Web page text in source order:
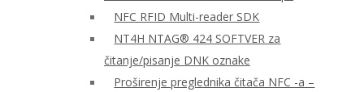
NFC RFID Multi-reader SDK
NT4H NTAG® 424 SOFTVER za
čitanje/pisanje DNK oznake
Proširenje preglednika čitača NFC -a –